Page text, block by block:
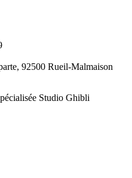
92500 Rueil-Malmaison
Studio Ghibli